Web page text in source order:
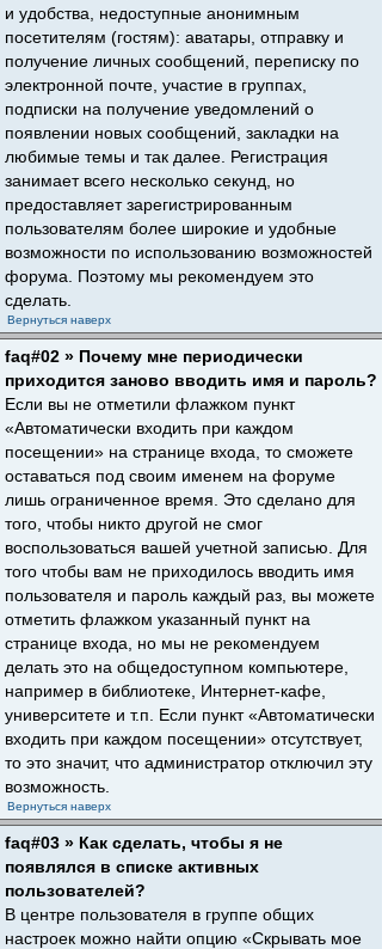
и удобства, недоступные анонимным
посетителям (гостям): аватары, отправку и
получение личных сообщений, переписку по
электронной почте, участие в группах,
подписки на получение уведомлений о
появлении новых сообщений, закладки на
любимые темы и так далее. Регистрация
занимает всего несколько секунд, но
предоставляет зарегистрированным
пользователям более широкие и удобные
возможности по использованию возможностей
форума. Поэтому мы рекомендуем это
сделать.
Вернуться наверх
faq#02 » Почему мне периодически
приходится заново вводить имя и пароль?
Если вы не отметили флажком пункт
«Автоматически входить при каждом
посещении» на странице входа, то сможете
оставаться под своим именем на форуме
лишь ограниченное время. Это сделано для
того, чтобы никто другой не смог
воспользоваться вашей учетной записью. Для
того чтобы вам не приходилось вводить имя
пользователя и пароль каждый раз, вы можете
отметить флажком указанный пункт на
странице входа, но мы не рекомендуем
делать это на общедоступном компьютере,
например в библиотеке, Интернет-кафе,
университете и т.п. Если пункт «Автоматически
входить при каждом посещении» отсутствует,
то это значит, что администратор отключил эту
возможность.
Вернуться наверх
faq#03 » Как сделать, чтобы я не
появлялся в списке активных
пользователей?
В центре пользователя в группе общих
настроек можно найти опцию «Скрывать мое